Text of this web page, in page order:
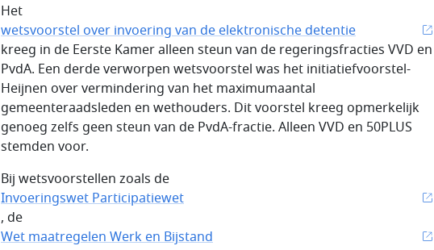
Het
wetsvoorstel over invoering van de elektronische detentie
kreeg in de Eerste Kamer alleen steun van de regeringsfracties VVD en
PvdA. Een derde verworpen wetsvoorstel was het initiatiefvoorstel-
Heijnen over vermindering van het maximumaantal
gemeenteraadsleden en wethouders. Dit voorstel kreeg opmerkelijk
genoeg zelfs geen steun van de PvdA-fractie. Alleen VVD en 50PLUS
stemden voor.
Bij wetsvoorstellen zoals de
Invoeringswet Participatiewet
, de
Wet maatregelen Werk en Bijstand